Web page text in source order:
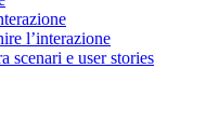
l’interazione
scenari e user stories